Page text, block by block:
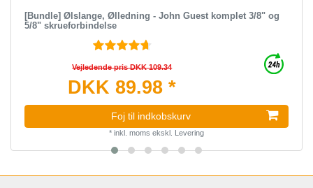
[Bundle] Ølslange, Ølledning - John Guest komplet 3/8" og
5/8" skrueforbindelse
Vejledende pris DKK 109.34
DKK 89.98 *
Foj til indkobskurv
* inkl. moms ekskl. Levering